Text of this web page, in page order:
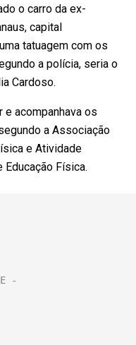
o carro da ex-
capital
tatuagem com os
a polícia, seria o
Cardoso.
acompanhava os
a Associação
e Atividade
Física.